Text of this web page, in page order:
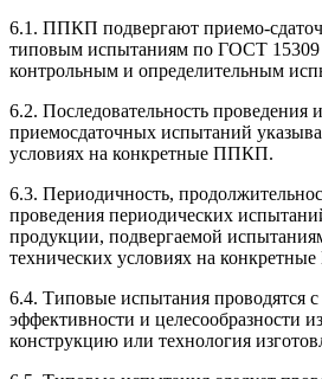
6.1. ППКП подвергают приемо-
типовым испытаниям по ГОСТ
контрольным и определительным
6.2. Последовательность проведения
приемосдаточных испытаний
условиях на конкретные ППКП.
6.3. Периодичность,
проведения периодических
продукции, подвергаемой
технических условиях на
6.4. Типовые испытания проводятся
эффективности и целесообразности
конструкцию или технология